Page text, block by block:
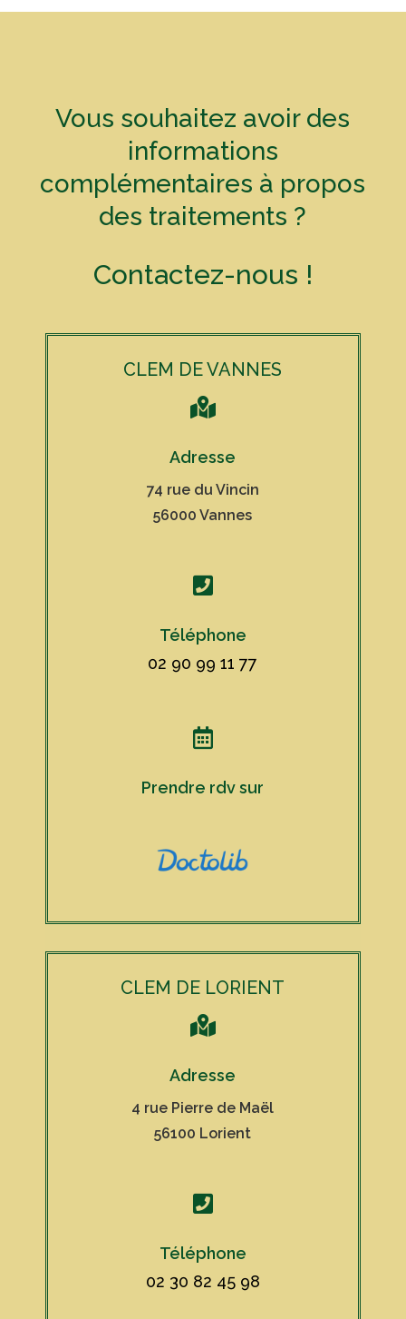
Vous souhaitez avoir des
informations
complémentaires à propos
des traitements ?
Contactez-nous !
CLEM DE VANNES

Adresse
74 rue du Vincin
56000 Vannes

Téléphone
02 90 99 11 77

Prendre rdv sur
CLEM DE LORIENT

Adresse
4 rue Pierre de Maël
56100 Lorient

Téléphone
02 30 82 45 98